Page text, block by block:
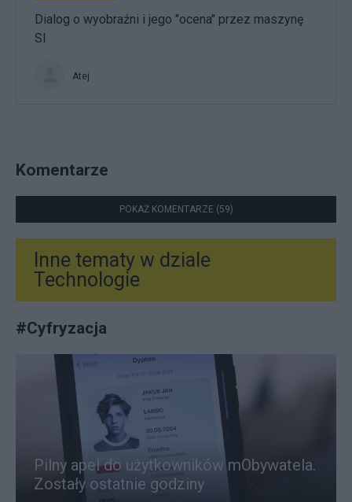
Dialog o wyobraźni i jego "ocena" przez maszynę
SI
Atej
Komentarze
POKAŻ KOMENTARZE (59)
Inne tematy w dziale
Technologie
#Cyfryzacja
Pilny apel do użytkowników mObywatela.
Zostały ostatnie godziny